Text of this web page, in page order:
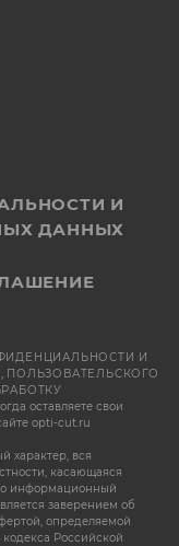
И
ДАННЫХ
И
, ПОЛЬЗОВАТЕЛЬСКОГО
оставляете свои
opti-cut.ru
характер, вся
касающаяся
информационный
заверением об
определяемой
Российской